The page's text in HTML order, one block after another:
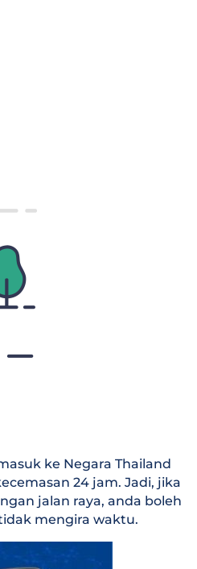
ke Negara Thailand
24 jam. Jadi, jika
jalan raya, anda boleh
mengira waktu.